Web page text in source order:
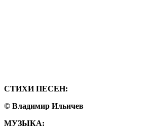
СТИХИ ПЕСЕН:
© Владимир Ильичев
МУЗЫКА: